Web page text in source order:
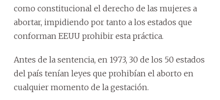
como constitucional el derecho de las mujeres a
abortar, impidiendo por tanto a los estados que
conforman EEUU prohibir esta práctica.
Antes de la sentencia, en 1973, 30 de los 50 estados
del país tenían leyes que prohibían el aborto en
cualquier momento de la gestación.